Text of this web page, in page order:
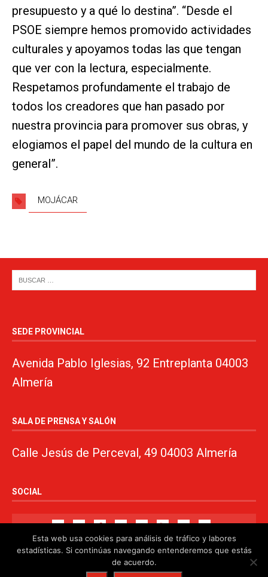
presupuesto y a qué lo destina”. “Desde el
PSOE siempre hemos promovido actividades
culturales y apoyamos todas las que tengan
que ver con la lectura, especialmente.
Respetamos profundamente el trabajo de
todos los creadores que han pasado por
nuestra provincia para promover sus obras, y
elogiamos el papel del mundo de la cultura en
general”.
MOJÁCAR
SEDE PROVINCIAL
Avenida Pablo Iglesias, 92 Entreplanta 04003
Almería
SALA DE PRENSA Y SALÓN
Calle Jesús de Perceval, 49 04003 Almería
SOCIAL
Esta web usa cookies para análisis de tráfico y labores
estadísticas. Si continúas navegando entenderemos que estás
de acuerdo.